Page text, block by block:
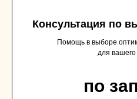
Консультация по
Помощь в выборе
для вашего
по